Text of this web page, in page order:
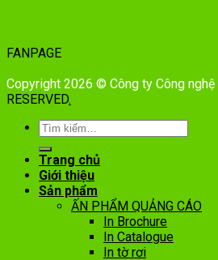
FANPAGE
Copyright 2026 © Công ty Công nghệ
RESERVED.
Trang chủ
Giới thiệu
Sản phẩm
ẤN PHẨM QUẢNG CÁO
In Brochure
In Catalogue
In tờ rơi